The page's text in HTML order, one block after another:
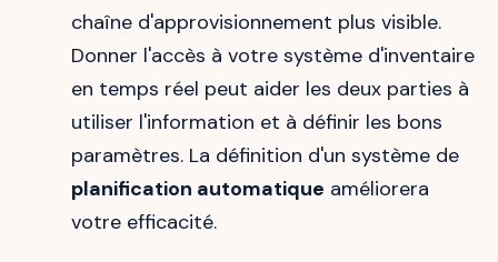
chaîne d'approvisionnement plus visible.
Donner l'accès à votre système d'inventaire
en temps réel peut aider les deux parties à
utiliser l'information et à définir les bons
paramètres. La définition d'un système de
planification automatique améliorera
votre efficacité.